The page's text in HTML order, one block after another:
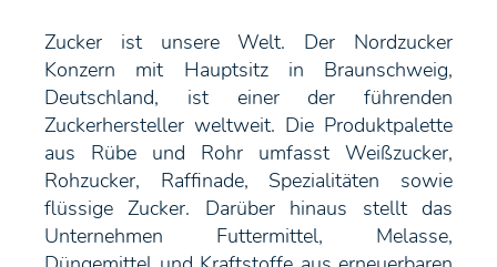
Zucker ist unsere Welt. Der Nordzucker
Konzern mit Hauptsitz in Braunschweig,
Deutschland, ist einer der führenden
Zuckerhersteller weltweit. Die Produktpalette
aus Rübe und Rohr umfasst Weißzucker,
Rohzucker, Raffinade, Spezialitäten sowie
flüssige Zucker. Darüber hinaus stellt das
Unternehmen Futtermittel, Melasse,